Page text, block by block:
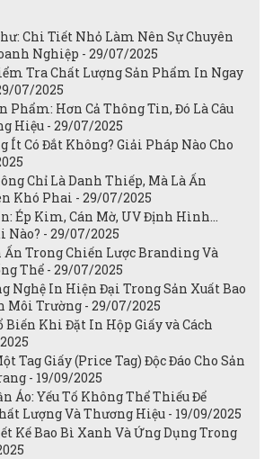
Chi Tiết Nhỏ Làm Nên Sự Chuyên
Nghiệp - 29/07/2025
Tra Chất Lượng Sản Phẩm In Ngay
07/2025
Phẩm: Hơn Cả Thông Tin, Đó Là Câu
Hiệu - 29/07/2025
Ít Có Đắt Không? Giải Pháp Nào Cho
Chỉ Là Danh Thiếp, Mà Là Ấn
Khó Phai - 29/07/2025
Ép Kim, Cán Mờ, UV Định Hình...
Nào? - 29/07/2025
Ấn Trong Chiến Lược Branding Và
Thể - 29/07/2025
Nghệ In Hiện Đại Trong Sản Xuất Bao
Môi Trường - 29/07/2025
Biến Khi Đặt In Hộp Giấy và Cách
Tag Giấy (Price Tag) Độc Đáo Cho Sản
- 19/09/2025
Áo: Yếu Tố Không Thể Thiếu Để
Lượng Và Thương Hiệu - 19/09/2025
Kế Bao Bì Xanh Và Ứng Dụng Trong